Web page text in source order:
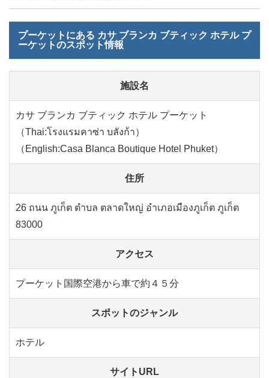
プーケットにある カサ ブランカ ブティック ホテル プ
ーケットのスポット情報
施設名
カサ ブランカ ブティック ホテル プーケット
（Thai:โรงแรมคาซ่า บลังก้า）
（English:Casa Blanca Boutique Hotel Phuket）
住所
26 ถนน ภูเก็ต ตำบล ตลาดใหญ่ อำเภอเมืองภูเก็ต ภูเก็ต
83000
アクセス
プーケット国際空港から車で約４５分
スポットのジャンル
ホテル
サイトURL